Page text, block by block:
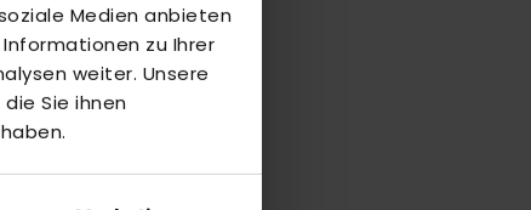
Medien anbieten
zu Ihrer
weiter. Unsere
Sie ihnen